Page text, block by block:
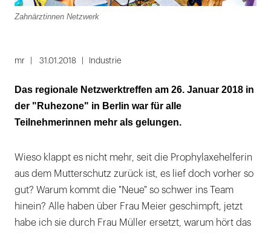
Lightbox
Zahnärztinnen Netzwerk
mr 31.01.2018 Industrie
Das regionale Netzwerktreffen am 26. Januar 2018 in
der "Ruhezone" in Berlin war für alle
Teilnehmerinnen mehr als gelungen.
Wieso klappt es nicht mehr, seit die Prophylaxehelferin
aus dem Mutterschutz zurück ist, es lief doch vorher so
gut? Warum kommt die "Neue" so schwer ins Team
hinein? Alle haben über Frau Meier geschimpft, jetzt
habe ich sie durch Frau Müller ersetzt, warum hört das